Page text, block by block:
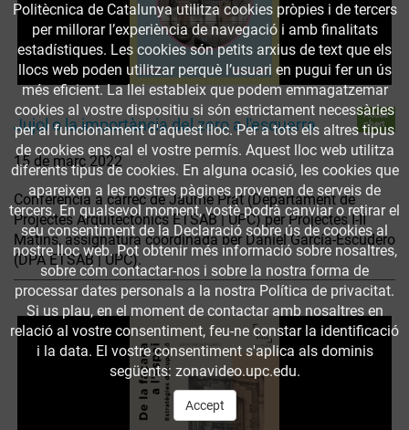
Jujol o la importància del zero a l'esquerra
Accés
obert
15 de març 2022
Conferència a càrrec de Jaume Prat (Departament de
Projectes Arquitectònics ETSAB | UPC) per Projectes I-II
Matins, assignatura coordinada per Daniel García-Escudero
(DPA ETSAB | UPC).
Politècnica de Catalunya utilitza cookies pròpies i de tercers
per millorar l’experiència de navegació i amb finalitats
estadístiques. Les cookies són petits arxius de text que els
llocs web poden utilitzar perquè l’usuari en pugui fer un ús
més eficient. La llei estableix que podem emmagatzemar
cookies al vostre dispositiu si són estrictament necessàries
per al funcionament d'aquest lloc. Per a tots els altres tipus
de cookies ens cal el vostre permís. Aquest lloc web utilitza
diferents tipus de cookies. En alguna ocasió, les cookies que
apareixen a les nostres pàgines provenen de serveis de
tercers. En qualsevol moment, vostè podrà canviar o retirar el
seu consentiment de la Declaració sobre ús de cookies al
nostre lloc web. Pot obtenir més informació sobre nosaltres,
sobre cóm contactar-nos i sobre la nostra forma de
processar dates personals a la nostra Política de privacitat.
Si us plau, en el moment de contactar amb nosaltres en
relació al vostre consentiment, feu-ne constar la identificació
i la data. El vostre consentiment s'aplica als dominis
següents: zonavideo.upc.edu.
Accept